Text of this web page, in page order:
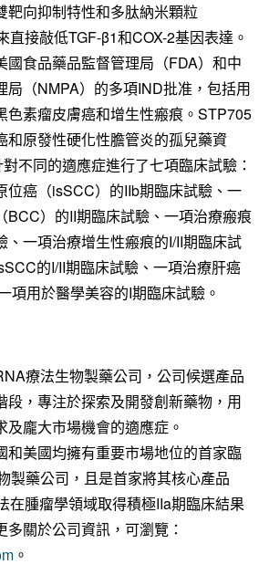
靶向抑制特性和多肽納米顆粒
直接敲低TGF-β1和COX-2基因表達。
國食品藥品監督管理局（FDA）和中
局（NMPA）的多項IND批准，包括用
色素瘤皮膚癌和增生性瘢痕。STP705
和原發性硬化性膽管炎的孤兒藥資
不同的適應症進行了七項臨床試驗：
位癌（isSCC）的IIb期臨床試驗、一
BCC）的II期臨床試驗、一項治療瘢痕
、一項治療增生性瘢痕的I/II期臨床試
的I/II期臨床試驗、一項治療肝癌
項用於醫學美容的I期臨床試驗。
療法生物製藥公司，公司候選產品
段，專注於探索及開發創新藥物，用
龐大市場機會的適應症。
和美國均擁有重要市場地位的首家臨
製藥公司，且是首家將其核心產品
在腫瘤學領域取得積極IIa期臨床結果
關於公司資訊，可瀏覽：
。